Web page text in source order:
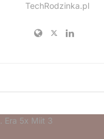
TechRodzinka.pl